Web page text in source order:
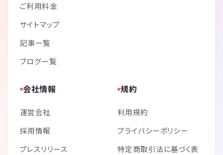
ご利用料金
サイトマップ
記事一覧
ブログ一覧
会社情報
運営会社
採用情報
プレスリリース
規約
利用規約
プライバシーポリシー
特定商取引法に基づく表